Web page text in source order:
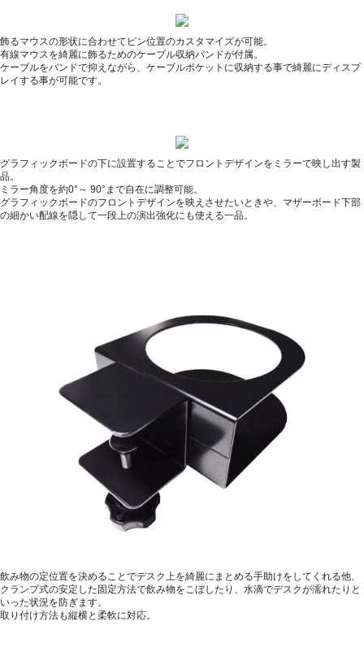
飾るマウスの形状に合わせてピン位置のカスタマイズが可能。
有線マウスを綺麗に飾るためのケーブル収納バンドが付属。
ケーブルをバンドで抑えながら、ケーブルポケットに収納する事で綺麗にディスプ
レイする事が可能です。
グラフィックボードの下に設置することでフロントデザインをミラーで映し出す製
品。
ミラー角度を約0°～ 90°まで自在に調整可能。
グラフィックボードのフロントデザインを映えさせたいときや、マザーボード下部
の細かい配線を隠して一段上の演出強化にも使える一品。
飲み物の定位置を決めることでデスク上を綺麗にまとめる手助けをしてくれる他、
クランプ式の安定した固定方法で飲み物をこぼしたり、水滴でデスクが濡れたりと
いった状況を防ぎます。
取り付け方法も縦横と柔軟に対応。